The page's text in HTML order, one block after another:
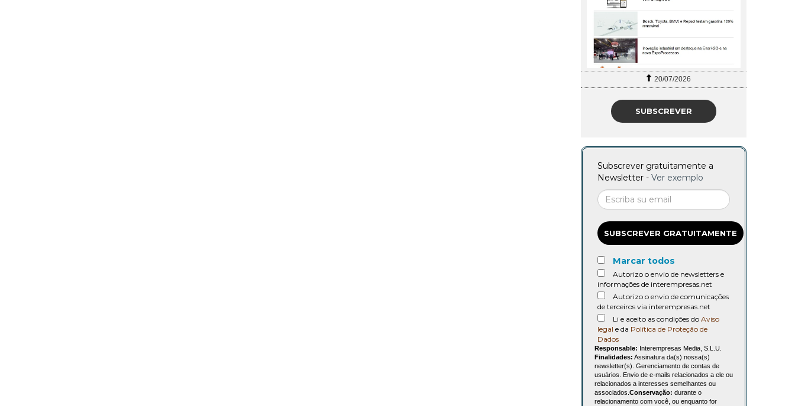
20/07/2026
SUBSCREVER
Subscrever gratuitamente a
Newsletter - Ver exemplo
SUBSCREVER GRATUITAMENTE
Marcar todos
Autorizo o envio de newsletters e
informações de interempresas.net
Autorizo o envio de comunicações
de terceiros via interempresas.net
Li e aceito as condições do Aviso
legal e da Política de Proteção de
Dados
Responsable: Interempresas Media, S.L.U.
Finalidades: Assinatura da(s) nossa(s)
newsletter(s). Gerenciamento de contas de
usuários. Envio de e-mails relacionados a ele ou
relacionados a interesses semelhantes ou
associados. Conservação: durante o
relacionamento com você, ou enquanto for